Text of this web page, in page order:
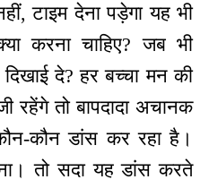
टाइम देना पड़ेगा यह भी
करना चाहिए? जब भी
दिखाई दे? हर बच्चा मन की
रहेंगे तो बापदादा अचानक
कौन डांस कर रहा है।
तो सदा यह डांस करते